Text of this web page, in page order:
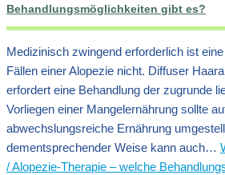
Behandlungsmöglichkeiten gibt es?
Medizinisch zwingend erforderlich ist
Fällen einer Alopezie nicht. Diffuser
erfordert eine Behandlung der zugrunde
Vorliegen einer Mangelernährung sollte
abwechslungsreiche Ernährung
dementsprechender Weise kann auch…
/ Alopezie-Therapie – welche